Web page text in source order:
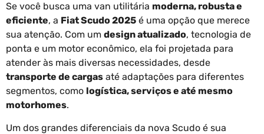
Se você busca uma van utilitária moderna, robusta e
eficiente, a Fiat Scudo 2025 é uma opção que merece
sua atenção. Com um design atualizado, tecnologia de
ponta e um motor econômico, ela foi projetada para
atender às mais diversas necessidades, desde
transporte de cargas até adaptações para diferentes
segmentos, como logística, serviços e até mesmo
motorhomes.
Um dos grandes diferenciais da nova Scudo é sua